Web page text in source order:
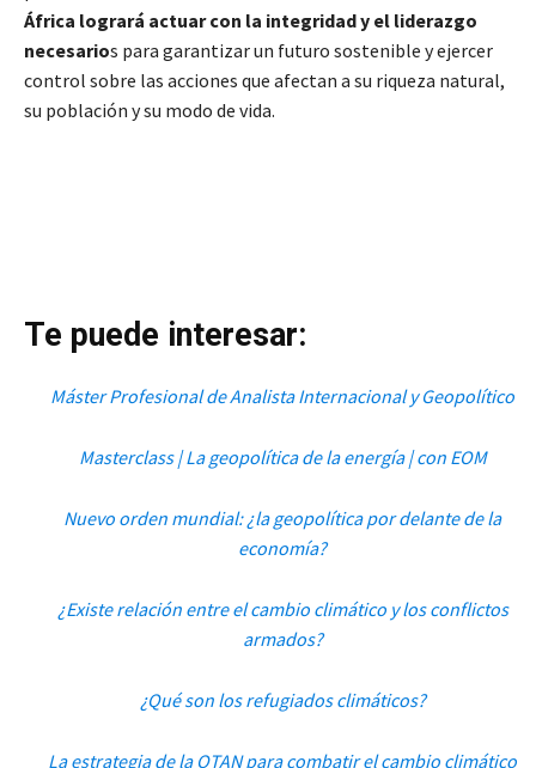
África logrará actuar con la integridad y el liderazgo
necesarios para garantizar un futuro sostenible yejercer
control sobre las acciones que afectan a su riqueza natural,
su población y su modo de vida.
Te puede interesar:
Máster Profesional de Analista Internacional y Geopolítico
Masterclass | La geopolítica de la energía | con EOM
Nuevo orden mundial: ¿la geopolítica por delante de la
economía?
¿Existe relación entre el cambio climático y los conflictos
armados?
¿Qué son los refugiados climáticos?
La estrategia de la OTAN para combatir el cambio climático